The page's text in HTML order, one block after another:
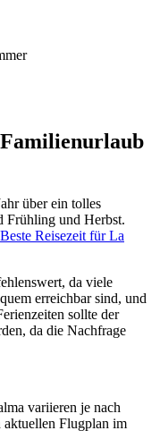
über ein tolles
Frühling und Herbst.
Beste Reisezeit für La
da viele
erreichbar sind, und
sollte der
da die Nachfrage
variieren je nach
aktuellen Flugplan im